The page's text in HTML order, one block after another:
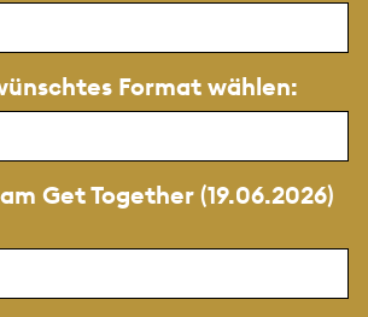
Format wählen:
Get Together (19.06.2026)